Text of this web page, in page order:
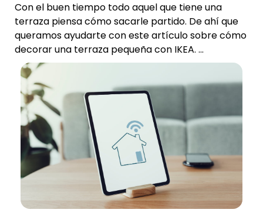
Con el buen tiempo todo aquel que tiene una
terraza piensa cómo sacarle partido. De ahí que
queramos ayudarte con este artículo sobre cómo
decorar una terraza pequeña con IKEA. ...